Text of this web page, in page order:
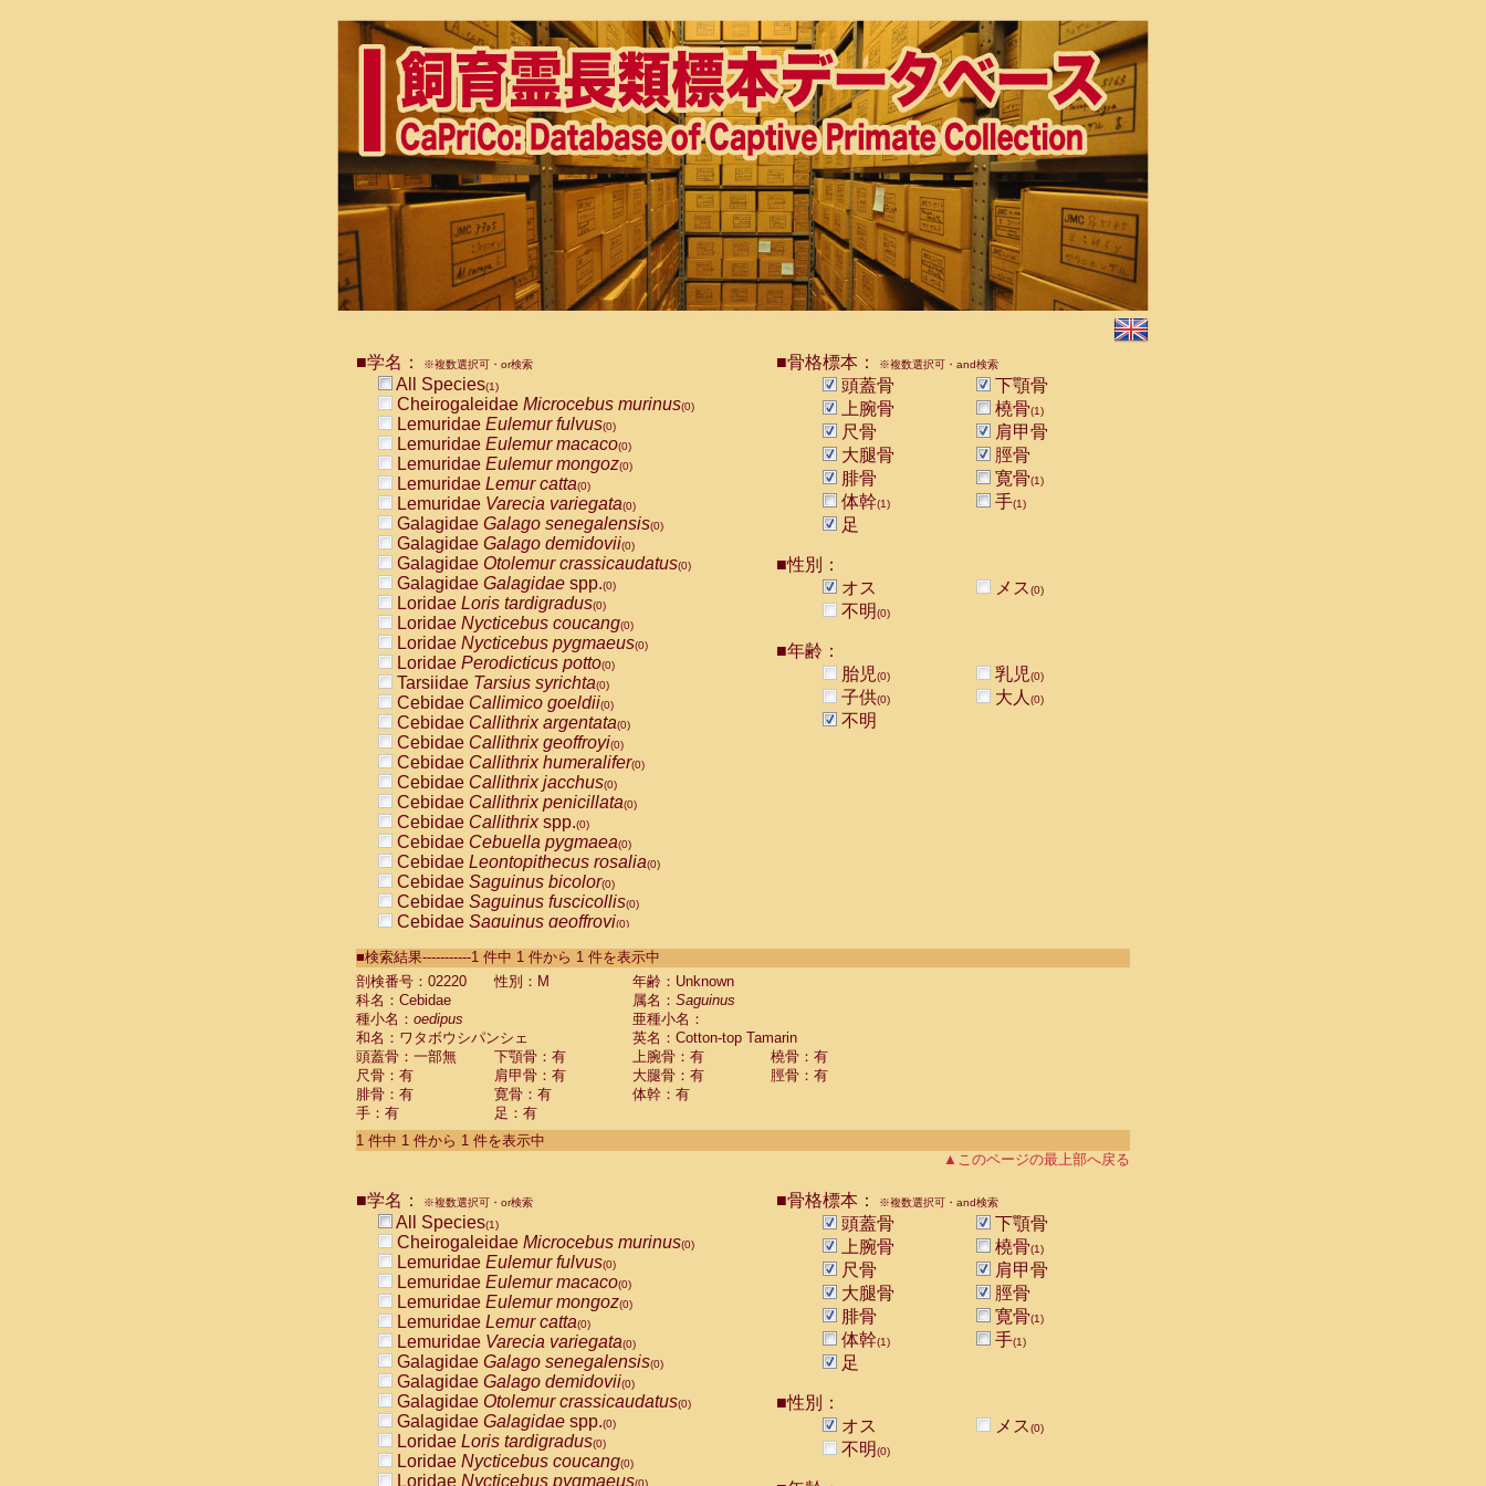
■学名： ※複数選択可・or検索
All Species(1)
Cheirogaleidae Microcebus murinus(0)
Lemuridae Eulemur fulvus(0)
Lemuridae Eulemur macaco(0)
Lemuridae Eulemur mongoz(0)
Lemuridae Lemur catta(0)
Lemuridae Varecia variegata(0)
Galagidae Galago senegalensis(0)
Galagidae Galago demidovii(0)
Galagidae Otolemur crassicaudatus(0)
Galagidae Galagidae spp.(0)
Loridae Loris tardigradus(0)
Loridae Nycticebus coucang(0)
Loridae Nycticebus pygmaeus(0)
Loridae Perodicticus potto(0)
Tarsiidae Tarsius syrichta(0)
Cebidae Callimico goeldii(0)
Cebidae Callithrix argentata(0)
Cebidae Callithrix geoffroyi(0)
Cebidae Callithrix humeralifer(0)
Cebidae Callithrix jacchus(0)
Cebidae Callithrix penicillata(0)
Cebidae Callithrixspp.(0)
Cebidae Cebuella pygmaea(0)
Cebidae Leontopithecus rosalia(0)
Cebidae Saguinus bicolor(0)
Cebidae Saguinus fuscicollis(0)
Cebidae Saguinus geoffroyi(0)
CebidaeSaguinus labiatus(0)
Cebidae Saguinus leucopus (0)
Cebidae
Cebidae
CebidaeSaguinus nigricollis (0)
Cebidae Saguinus oedipus
Cebidae Saguinus weddelli
Cebidae Saguinusspp.
Cebidae Aotus trivirgatus
Cebidae Cebus albifrons
CebidaeCebus nigrivittatus
CebidaeCebus
CebidaeSaimiri boliviensis(0)
CebidaeSaimiri sciureus(0)
AtelidaeAlouatta caraya(0)
AtelidaeAlouatta fusca(0)
AtelidaeAlouatta seniculus
AtelidaeAlouattaspp.(0)
AtelidaeAteles belzebuth(0)
AtelidaeAteles geoffroyi(0)
AtelidaeAteles paniscus(0)
AtelidaeAtelesspp.(0)
Atelidae Lagothrix lagothricha
AtelidaeLagothrix lagothricha cana
PitheciidaeCacajao calvus rubicundus
■骨格標本： ※複数選択可・and検索
頭蓋骨
下顎骨
上腕骨
橈骨(1)
尺骨
肩甲骨
大腿骨
脛骨
腓骨
寛骨(1)
体幹(1) 手(1)
足
■性別：
オス
メス(0)
不明(0)
■年齢：
胎児(0) 乳児(0)
子供(0) 大人 (0)
不明
■検索結果-----------1 件中 1 件から 1 件を表示中
剖検番号：02220
性別：M
年齢：Unknown
科名：Cebidae
属名： Saguinus
種小名： oedipus
亜種小名：
和名：ワタボウシパンシェ
英名：Cotton-top Tamarin
頭蓋骨：一部無
下顎骨：有 上腕骨：有
橈骨：有
尺骨：有
肩甲骨：有 大腿骨：有
脛骨：有
腓骨：有
寛骨：有
体幹：有
手：有
足：有
1 件中 1 件から 1 件を表示中
▲このページの最上部へ戻る
■学名： ※複数選択可・or検索
All Species(1)
Cheirogaleidae Microcebus murinus(0)
Lemuridae Eulemur fulvus(0)
Lemuridae Eulemur macaco(0)
Lemuridae Eulemur mongoz(0)
Lemuridae Lemur catta(0)
Lemuridae Varecia variegata(0)
Galagidae Galago senegalensis(0)
Galagidae Galago demidovii(0)
Galagidae Otolemur crassicaudatus(0)
Galagidae Galagidae spp.(0)
Loridae Loris tardigradus(0)
Loridae Nycticebus coucang(0)
Loridae Nycticebus pygmaeus(0)
■骨格標本： ※複数選択可・and検索
頭蓋骨
下顎骨
上腕骨
橈骨(1)
尺骨
肩甲骨
大腿骨
脛骨
腓骨
寛骨(1)
体幹(1) 手(1)
足
■性別：
オス
メス(0)
不明(0)